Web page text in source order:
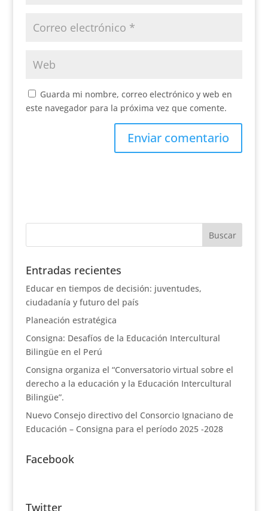
Guarda mi nombre, correo electrónico y web en
este navegador para la próxima vez que comente.
Entradas recientes
Educar en tiempos de decisión: juventudes,
ciudadanía y futuro del país
Planeación estratégica
Consigna: Desafíos de la Educación Intercultural
Bilingüe en el Perú
Consigna organiza el “Conversatorio virtual sobre el
derecho a la educación y la Educación Intercultural
Bilingüe”.
Nuevo Consejo directivo del Consorcio Ignaciano de
Educación – Consigna para el período 2025 -2028
Facebook
Twitter